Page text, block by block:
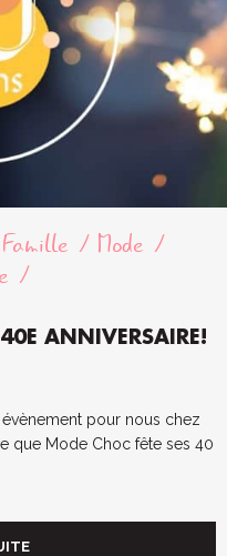
Famille
Mode
ANNIVERSAIRE!
évènement pour nous chez
que Mode Choc fête ses 40